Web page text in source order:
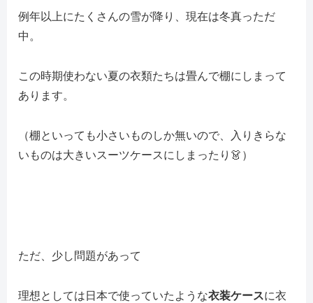
例年以上にたくさんの雪が降り、現在は冬真っただ
中。
この時期使わない夏の衣類たちは畳んで棚にしまって
あります。
（棚といっても小さいものしか無いので、入りきらな
いものは大きいスーツケースにしまったり👗）
ただ、少し問題があって
理想としては日本で使っていたような衣装ケースに衣